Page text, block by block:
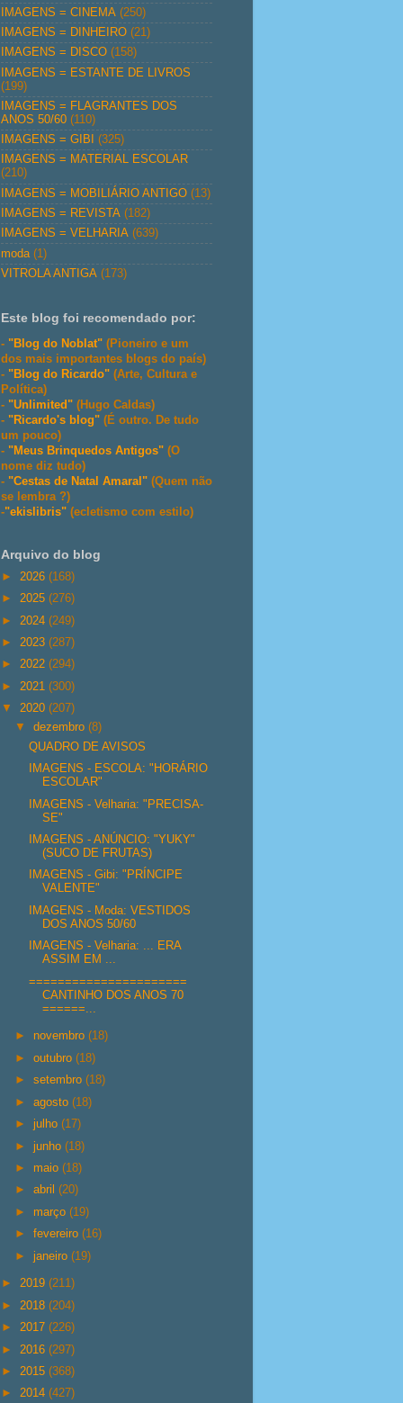
IMAGENS = CINEMA (250)
IMAGENS = DINHEIRO (21)
IMAGENS = DISCO (158)
IMAGENS = ESTANTE DE LIVROS
(199)
IMAGENS = FLAGRANTES DOS
ANOS 50/60 (110)
IMAGENS = GIBI
(325)
IMAGENS = MATERIAL ESCOLAR
(210)
IMAGENS = MOBILIÁRIO ANTIGO (13)
IMAGENS = REVISTA (182)
IMAGENS = VELHARIA (639)
moda (1)
VITROLA ANTIGA (173)
Este blog foi recomendado por:
- "Blog do Noblat" (Pioneiro e um
dos mais importantes blogs do país)
- "Blog do Ricardo" (Arte, Cultura e
Política)
- "Unlimited" (Hugo Caldas)
- "Ricardo's blog" (É outro. De tudo
um pouco)
- "Meus Brinquedos Antigos" (O
nome diz tudo)
- "Cestas de Natal Amaral" (Quem não
se lembra ?)
-"ekislibris" (ecletismo com estilo)
Arquivo do blog
► 2026 (168)
► 2025 (276)
► 2024 (249)
► 2023 (287)
► 2022 (294)
► 2021 (300)
▼ 2020 (207)
▼dezembro(8)
QUADRO DE AVISOS
IMAGENS - ESCOLA: "HORÁRIO
ESCOLAR"
IMAGENS - Velharia: "PRECISA-
SE"
IMAGENS - ANÚNCIO: "YUKY"
(SUCO DE FRUTAS)
IMAGENS - Gibi: "PRÍNCIPE
VALENTE"
IMAGENS - Moda: VESTIDOS
DOS ANOS 50/60
IMAGENS - Velharia: ... ERA
ASSIM EM ...
======================
CANTINHO DOS ANOS 70
======...
► novembro(18)
►outubro(18)
►setembro(18)
►agosto(18)
►julho(17)
►junho(18)
► maio(18)
►abril(20)
► março(19)
►fevereiro(16)
►janeiro(19)
► 2019 (211)
► 2018 (204)
► 2017 (226)
► 2016 (297)
► 2015 (368)
► 2014 (427)